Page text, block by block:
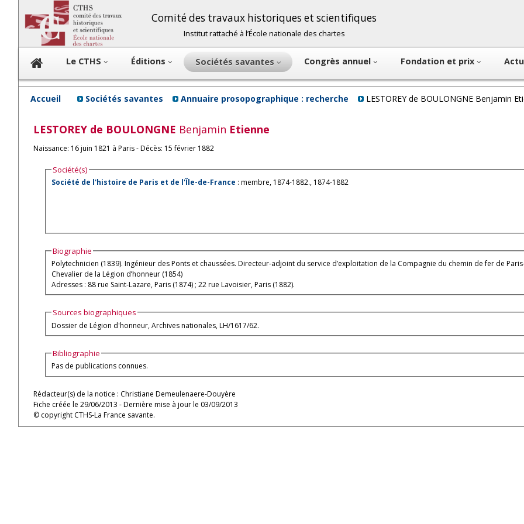
Comité des travaux historiques et scientifiques
Institut rattaché à l’École nationale des chartes
Le CTHS Éditions Sociétés savantes Congrès annuel Fondation et prix
Accueil Sociétés savantes Annuaire prosopographique : recherche LESTOREY de BOULONGNE Benjamin
LESTOREY de BOULONGNE Benjamin Etienne
Naissance: 16 juin 1821 à Paris - Décès: 15 février 1882
Société(s)
Société de l'histoire de Paris et de l'Île-de-France : membre, 1874-1882., 1874-1882
Biographie
Polytechnicien (1839). Ingénieur des Ponts et chaussées. Directeur-adjoint du service d’exploitation de la Compagnie du chemin de fer de
Chevalier de la Légion d’honneur (1854)
Adresses : 88 rue Saint-Lazare, Paris (1874) ; 22 rue Lavoisier, Paris (1882).
Sources biographiques
Dossier de Légion d'honneur, Archives nationales, LH/1617/62.
Bibliographie
Pas de publications connues.
Rédacteur(s) de la notice : Christiane Demeulenaere-Douyère
Fiche créée le 29/06/2013 - Dernière mise à jour le 03/09/2013
© copyright CTHS-La France savante.